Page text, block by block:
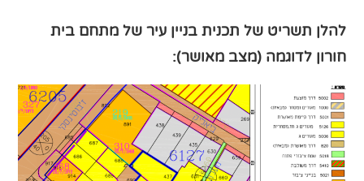
להלן תשריט של תכנית בניין עיר של מתחם בית
חורון לדוגמה (מצב מאושר):